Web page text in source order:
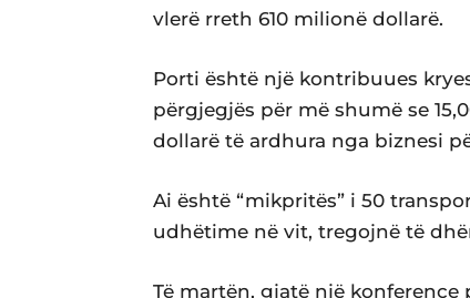
vlerë rreth 610 milionë dollarë.
Porti është një kontribuues
përgjegjës për më shumë se
dollarë të ardhura nga biznesi
Ai është “mikpritës” i 50
udhëtime në vit, tregojnë të
Të martën, gjatë një